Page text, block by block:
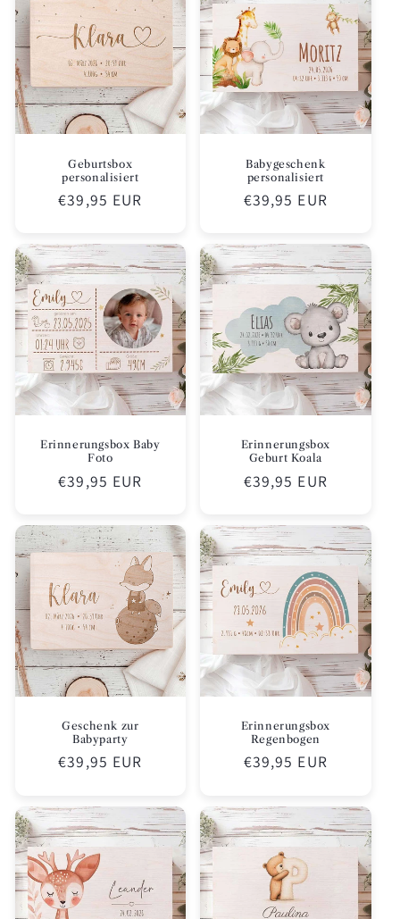
Geburtsbox
personalisiert
Normaler
€39,95 EUR
Babygeschenk
personalisiert
Normaler
€39,95 EUR
Erinnerungsbox Baby
Foto
Normaler
€39,95 EUR
Erinnerungsbox
Geburt Koala
Normaler
€39,95 EUR
Geschenk zur
Babyparty
Normaler
€39,95 EUR
Erinnerungsbox
Regenbogen
Normaler
€39,95 EUR